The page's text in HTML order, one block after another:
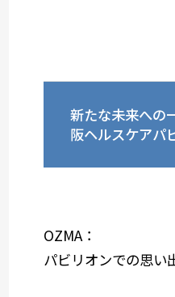
新たな未来への
阪ヘルスケアパ
OZMA：
パビリオンでの思い